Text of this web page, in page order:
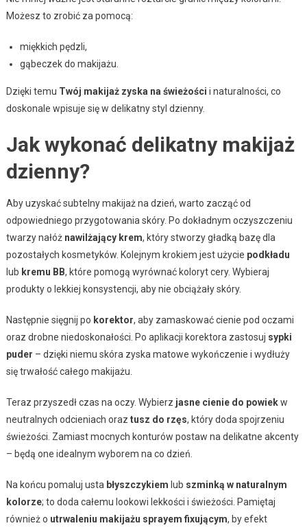
Możesz to zrobić za pomocą:
miękkich pędzli,
gąbeczek do makijażu.
Dzięki temu Twój makijaż zyska na świeżości i naturalności, co
doskonale wpisuje się w delikatny styl dzienny.
Jak wykonać delikatny makijaż
dzienny?
Aby uzyskać subtelny makijaż na dzień, warto zacząć od
odpowiedniego przygotowania skóry. Po dokładnym oczyszczeniu
twarzy nałóż nawilżający krem, który stworzy gładką bazę dla
pozostałych kosmetyków. Kolejnym krokiem jest użycie podkładu
lub kremu BB, które pomogą wyrównać koloryt cery. Wybieraj
produkty o lekkiej konsystencji, aby nie obciążały skóry.
Następnie sięgnij po korektor, aby zamaskować cienie pod oczami
oraz drobne niedoskonałości. Po aplikacji korektora zastosuj sypki
puder – dzięki niemu skóra zyska matowe wykończenie i wydłuży
się trwałość całego makijażu.
Teraz przyszedł czas na oczy. Wybierz jasne cienie do powiekw
neutralnych odcieniach oraz tusz do rzęs, który doda spojrzeniu
świeżości. Zamiast mocnych konturów postaw na delikatne akcenty
– będą one idealnym wyborem na co dzień.
Na końcu pomaluj usta błyszczykiem lub szminką w naturalnym
kolorze; to doda całemu lookowi lekkości i świeżości. Pamiętaj
również o utrwaleniu makijażu sprayem fixującym, by efekt